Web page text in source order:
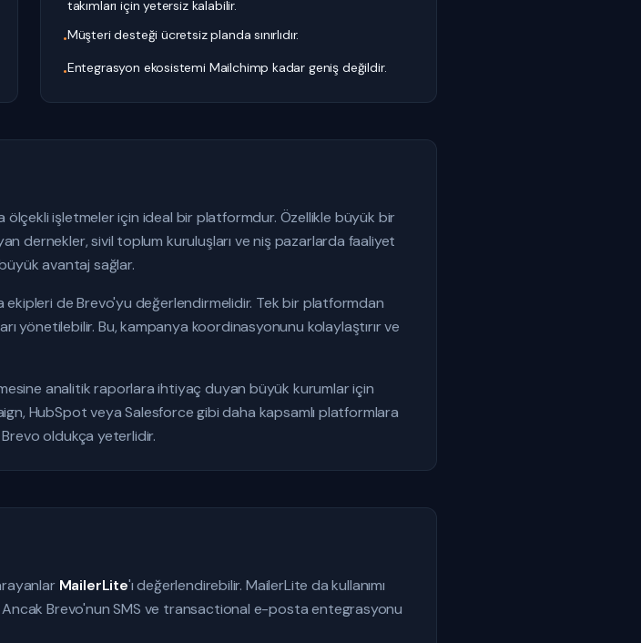
takımları için yetersiz kalabilir.
•Müşteri desteği ücretsiz planda sınırlıdır.
•Entegrasyon ekosistemi Mailchimp kadar geniş değildir.
işletmeler için ideal bir platformdur. Özellikle büyük bir
dernekler, sivil toplum kuruluşları ve niş pazarlarda faaliyet
avantaj sağlar.
de Brevo'yu değerlendirmelidir. Tek bir platformdan
yönetilebilir. Bu, kampanya koordinasyonunu kolaylaştırır ve
analitik raporlara ihtiyaç duyan büyük kurumlar için
HubSpot veya Salesforce gibi daha kapsamlı platformlara
oldukça yeterlidir.
MailerLite'ı değerlendirebilir. MailerLite da kullanımı
Ancak Brevo'nun SMS ve transactional e-posta entegrasyonu